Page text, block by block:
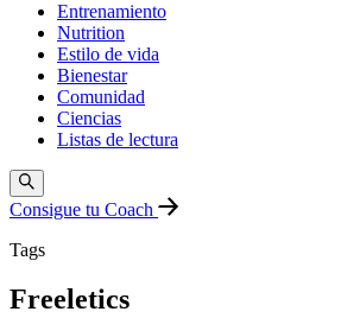
Entrenamiento
Nutrition
Estilo de vida
Bienestar
Comunidad
Ciencias
Listas de lectura
Consigue tu Coach
Tags
Freeletics